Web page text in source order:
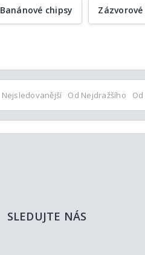
Banánové chipsy
Nejsledovanější Od Nejdražšího
SLEDUJTE NÁS